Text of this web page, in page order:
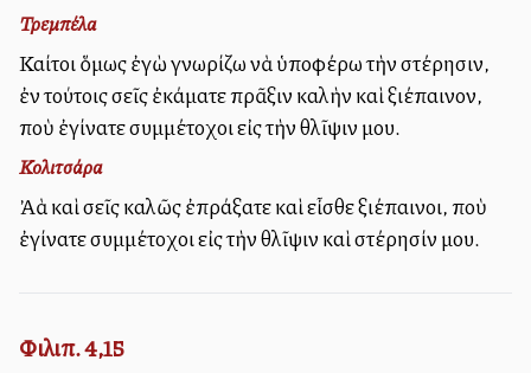
Τρεμπέλα
Καίτοι ὅμως ἐγὼ γνωρίζω νὰ ὑποφέρω τὴν στέρησιν,
ἐν τούτοις σεῖς ἐκάματε πρᾶξιν καλὴν καὶ ἀξιέπαινον,
ποὺ ἐγίνατε συμμέτοχοι εἰς τὴν θλῖψιν μου.
Κολιτσάρα
Ἀλλὰ καὶ σεῖς καλῶς ἐπράξατε καὶ εἶσθε ἀξιέπαινοι, ποὺ
ἐγίνατε συμμέτοχοι εἰς τὴν θλῖψιν καὶ στέρησίν μου.
Φιλιπ. 4,15